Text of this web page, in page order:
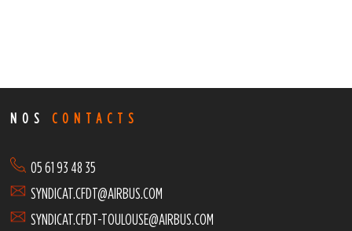
NOSCONTACTS
05 61 93 48 35
SYNDICAT.CFDT@AIRBUS.COM
SYNDICAT.CFDT-TOULOUSE@AIRBUS.COM